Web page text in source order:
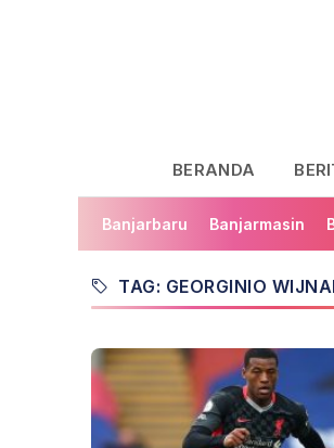
BERANDA
Banjarbaru Banjarmasin
TAG: GEORGINIO